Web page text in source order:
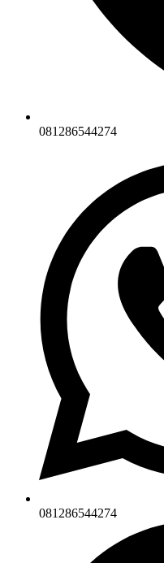
081286544274
081286544274